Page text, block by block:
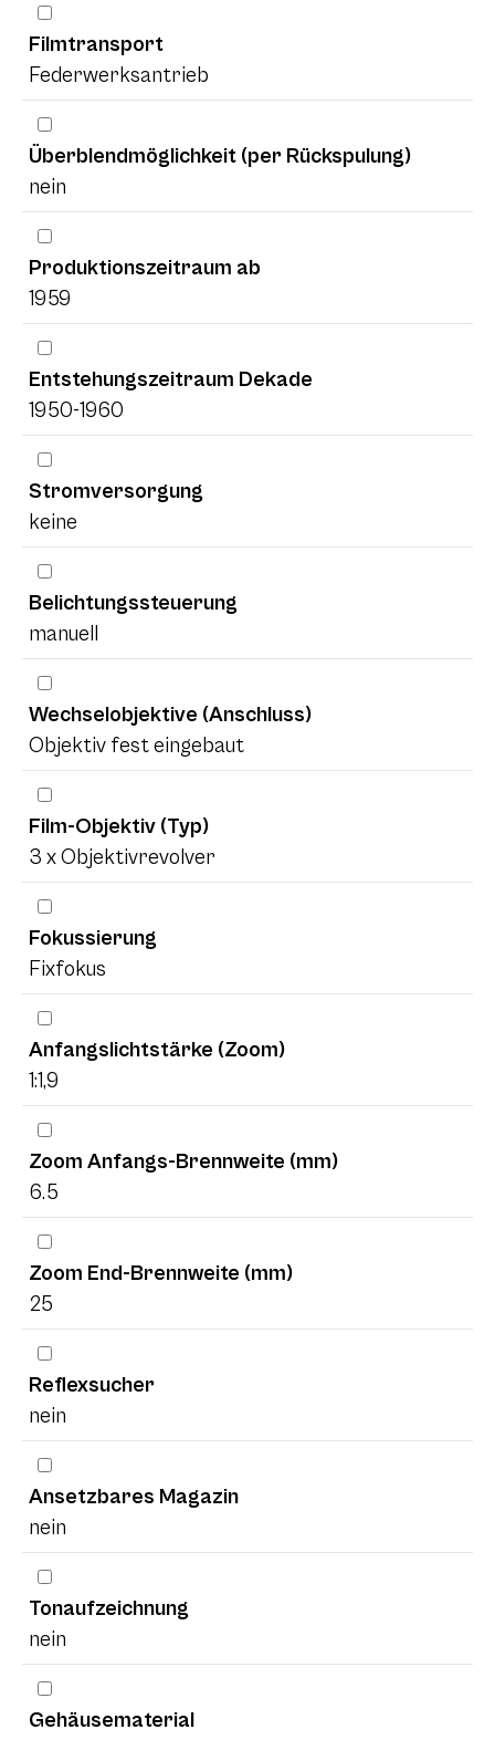
Filmtransport
Federwerksantrieb
Überblendmöglichkeit (per Rückspulung)
nein
Produktionszeitraum ab
1959
Entstehungszeitraum Dekade
1950-1960
Stromversorgung
keine
Belichtungssteuerung
manuell
Wechselobjektive (Anschluss)
Objektiv fest eingebaut
Film-Objektiv (Typ)
3 x Objektivrevolver
Fokussierung
Fixfokus
Anfangslichtstärke (Zoom)
1:1,9
Zoom Anfangs-Brennweite (mm)
6.5
Zoom End-Brennweite (mm)
25
Reflexsucher
nein
Ansetzbares Magazin
nein
Tonaufzeichnung
nein
Gehäusematerial